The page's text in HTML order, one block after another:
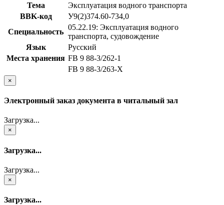
Тема
Эксплуатация водного транспорта
BBK-код
У9(2)374.60-734,0
Специальность
05.22.19: Эксплуатация водного
транспорта, судовождение
Язык
Русский
Места хранения FB 9 88-3/262-1
FB 9 88-3/263-Х
×
Электронный заказ документа в читальный зал
Загрузка...
×
Загрузка...
Загрузка...
×
Загрузка...